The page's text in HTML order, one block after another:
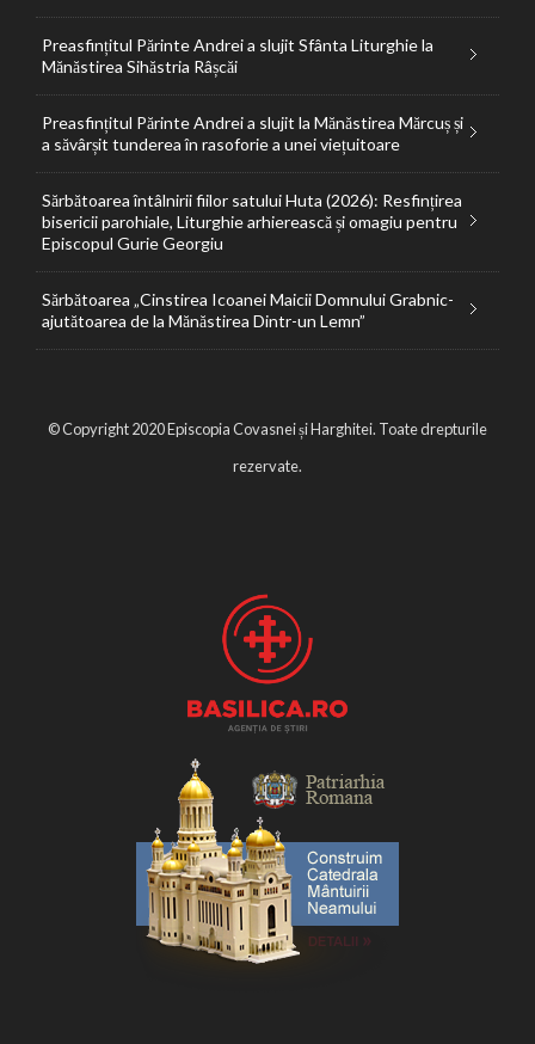
Preasfințitul Părinte Andrei a slujit Sfânta Liturghie la
Mănăstirea Sihăstria Râșcăi
Preasfințitul Părinte Andrei a slujit la Mănăstirea Mărcuș și
a săvârșit tunderea în rasoforie a unei viețuitoare
Sărbătoarea întâlnirii fiilor satului Huta (2026): Resfințirea
bisericii parohiale, Liturghie arhierească și omagiu pentru
Episcopul Gurie Georgiu
Sărbătoarea „Cinstirea Icoanei Maicii Domnului Grabnic-
ajutătoarea de la Mănăstirea Dintr-un Lemn”
© Copyright 2020 Episcopia Covasnei și Harghitei. Toate drepturile
rezervate.